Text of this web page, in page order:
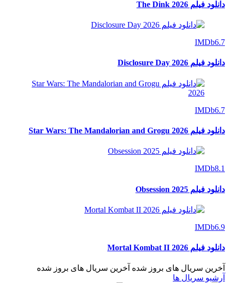
دانلود فیلم The Dink 2026
IMDb6.7
دانلود فیلم Disclosure Day 2026
IMDb6.7
دانلود فیلم Star Wars: The Mandalorian and Grogu 2026
IMDb8.1
دانلود فیلم Obsession 2025
IMDb6.9
دانلود فیلم Mortal Kombat II 2026
آخرین سریال های بروز شده آخرین سریال های بروز شده
آرشیو سریال ها